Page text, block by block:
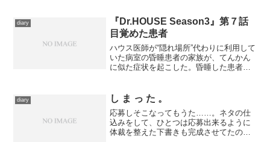
やや楽器の使い方が...
diary
『Dr.HOUSE Season3』第７話
目覚めた患者
ハウス医師が“隠れ場所”代わりに利用して
いた病室の昏睡患者の家族が、てんかん
に似た症状を起こした。昏睡した患者以
を承知の上で薬品を投与し、10年間昏睡
していた患者を目醒...
diary し ま っ た 。
応募しそこなってもうた……。ネタの仕
込みをして、ひとつは応募出来るように
体裁を整えた下書きも完成させてたの